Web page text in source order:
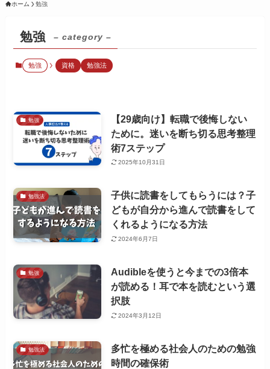
ホーム 勉強
勉強 – category –
勉強 資格 勉強法
勉強
【29歳向け】転職で後悔しない
ために。迷いを断ち切る思考整理
術7ステップ
2025年10月31日
勉強法
子供に読書をしてもらうには？子
どもが自分から進んで読書をして
くれるようになる方法
2024年6月7日
勉強
Audibleを使うと今までの3倍本
が読める！耳で本を読むという選
択肢
2024年3月12日
勉強法
多忙を極める社会人のための勉強
時間の確保術